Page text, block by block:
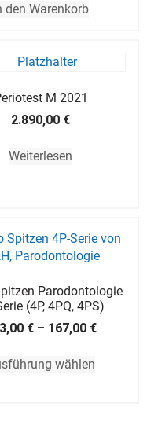
den Warenkorb
M 2021
2.890,00 €
Weiterlesen
Parodontologie
(4P, 4PQ, 4PS)
€ – 167,00 €
wählen